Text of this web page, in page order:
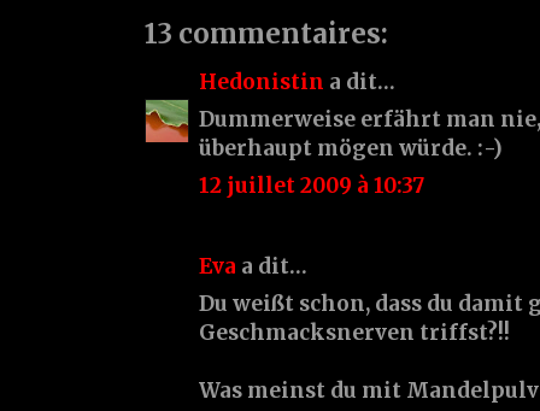
13 commentaires:
Hedonistin a dit…
Dummerweise erfährt man
überhaupt mögen würde. :-)
12 juillet 2009 à 10:37
Eva a dit…
Du weißt schon, dass du damit
Geschmacksnerven triffst?!!
Was meinst du mit